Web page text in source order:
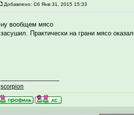
Добавлено: Сб Янв 31, 2015 15:33
ну вообщем мясо
засушил. Практически на грани мясо
scorpion